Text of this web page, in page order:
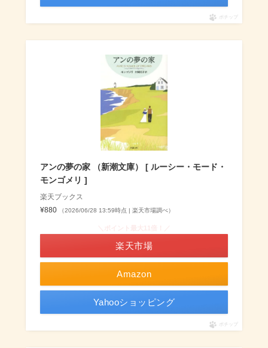
ポチップ
アンの夢の家 （新潮文庫） [ ルーシー・モード・
モンゴメリ ]
楽天ブックス
¥880
（2026/06/28 13:59時点 | 楽天市場調べ）
Amazon
楽天市場
Yahooショッピング
ポチップ